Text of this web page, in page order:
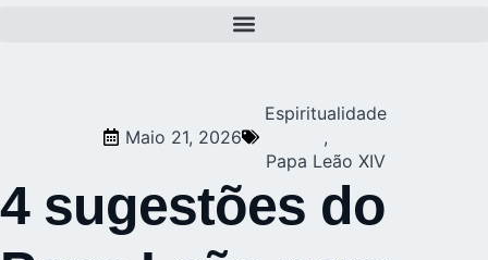
Maio 21, 2026
Espiritualidade
,
Papa Leão XIV
4 sugestões do